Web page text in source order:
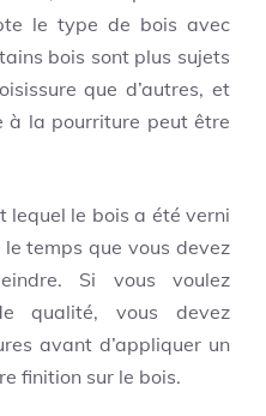
le type de bois avec
bois sont plus sujets
que d’autres, et
à la pourriture peut être
lequel le bois a été verni
temps que vous devez
Si vous voulez
qualité, vous devez
avant d’appliquer un
finition sur le bois.